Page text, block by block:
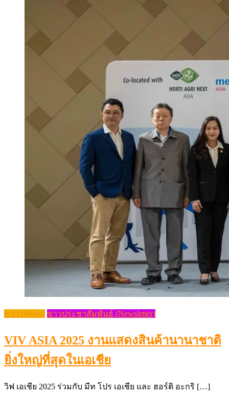
ข่าว (News) ข่าวประชาสัมพันธ์ (Newsletter)
VIV ASIA 2025 งานแสดงสินค้านานาชาติ
ยิ่งใหญ่ที่สุดในเอเชีย
วิฟ เอเชีย 2025 ร่วมกับ มีท โปร เอเชีย และ ฮอร์ติ อะกริ […]